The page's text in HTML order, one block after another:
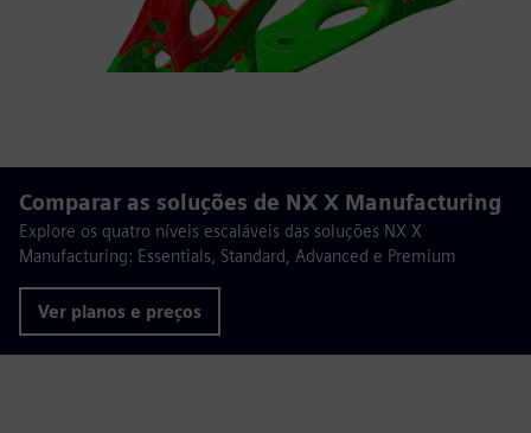
Comparar as soluções de NX X Manufacturing
Explore os quatro níveis escaláveis das soluções NX X
Manufacturing: Essentials, Standard, Advanced e Premium
Ver planos e preços